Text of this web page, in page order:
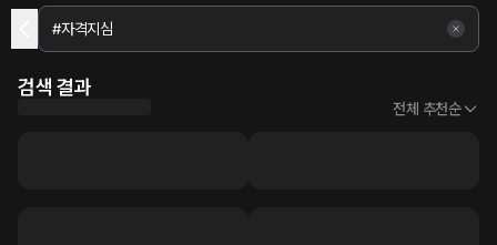
검색 결과
전체 추천순